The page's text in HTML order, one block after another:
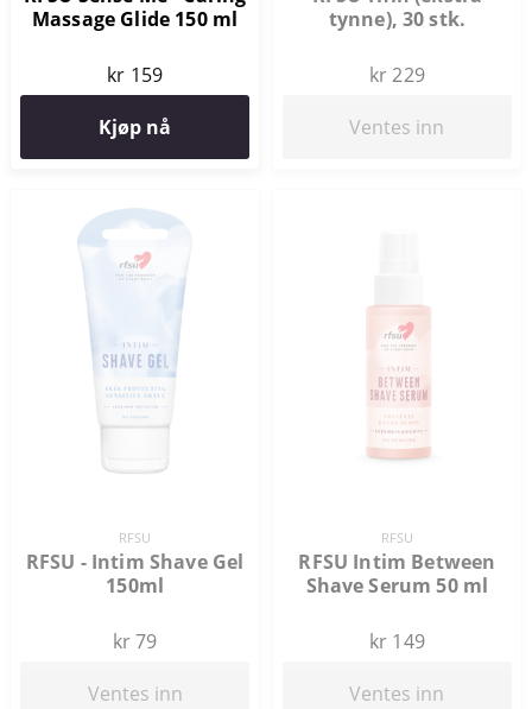
Massage Glide 150 ml
kr 159
Kjøp nå
tynne), 30 stk.
kr 229
Ventes inn
RFSU
RFSU - Intim Shave Gel
150ml
kr 79
Ventes inn
RFSU
RFSU Intim Between
Shave Serum 50 ml
kr 149
Ventes inn